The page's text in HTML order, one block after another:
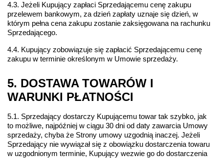
4.3. Jeżeli Kupujący zapłaci Sprzedającemu cenę zakupu
przelewem bankowym, za dzień zapłaty uznaje się dzień, w
którym pełna cena zakupu zostanie zaksięgowana na rachunku
Sprzedającego.
4.4. Kupujący zobowiązuje się zapłacić Sprzedającemu cenę
zakupu w terminie określonym w Umowie sprzedaży.
5. DOSTAWA TOWARÓW I
WARUNKI PŁATNOŚCI
5.1. Sprzedający dostarczy Kupującemu towar tak szybko, jak
to możliwe, najpóźniej w ciągu 30 dni od daty zawarcia Umowy
sprzedaży, chyba że Strony umowy uzgodnią inaczej. Jeżeli
Sprzedający nie wywiązał się z obowiązku dostarczenia towaru
w uzgodnionym terminie, Kupujący wezwie go do dostarczenia